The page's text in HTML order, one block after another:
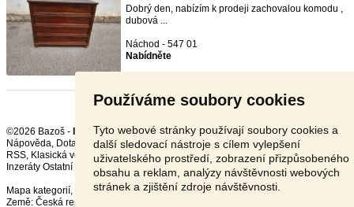
Používáme soubory cookies
Tyto webové stránky používají soubory cookies a
další sledovací nástroje s cílem vylepšení
uživatelského prostředí, zobrazení přizpůsobeného
obsahu a reklam, analýzy návštěvnosti webových
stránek a zjištění zdroje návštěvnosti.
Dobrý den, nabízím k prodeji zachovalou komodu ,
dubová ...
Náchod - 547 01
Nabídněte
©2026 Bazoš -
Inzerce, Bazar
Nápověda, Dotazy Hodnocení,Kontakt,Reklama, Podmínky,Ochrana údajů
RSS,
Inzeráty Ostatní celkem:
150523 , za 24 hodin:3195
Mapa kategorií,
Nejvyhledávanější výrazy
Země: Česká republika